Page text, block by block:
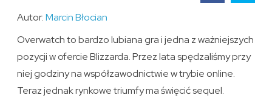
Autor:Marcin Błocian
Overwatch to bardzo lubiana gra i jedna z ważniejszych
pozycji w ofercie Blizzarda. Przez lata spędzaliśmy przy
niej godziny na współzawodnictwie w trybie online.
Teraz jednak rynkowe triumfy ma święcić sequel.